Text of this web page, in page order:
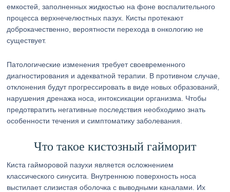
емкостей, заполненных жидкостью на фоне воспалительного
процесса верхнечелюстных пазух. Кисты протекают
доброкачественно, вероятности перехода в онкологию не
существует.
Патологические изменения требует своевременного
диагностирования и адекватной терапии. В противном случае,
отклонения будут прогрессировать в виде новых образований,
нарушения дренажа носа, интоксикации организма. Чтобы
предотвратить негативные последствия необходимо знать
особенности течения и симптоматику заболевания.
Что такое кистозный гайморит
Киста гайморовой пазухи является осложнением
классического синусита. Внутреннюю поверхность носа
выстилает слизистая оболочка с выводными каналами. Их